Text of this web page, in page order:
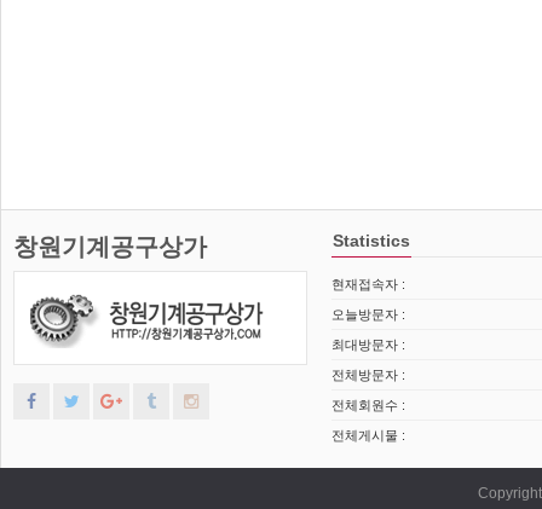
창원기계공구상가 Statistics
현재접속자 :
오늘방문자 :
최대방문자 :
전체방문자 :
전체회원수 :
전체게시물 :